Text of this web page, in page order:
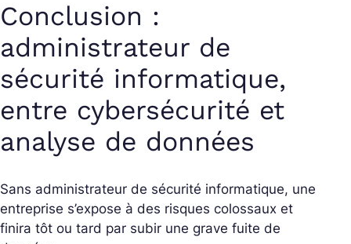
Conclusion :
administrateur de
sécurité informatique,
entre cybersécurité et
analyse de données
Sans administrateur de sécurité informatique, une
entreprise s’expose à des risques colossaux et
finira tôt ou tard par subir une grave fuite de